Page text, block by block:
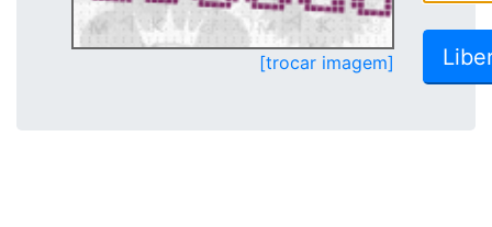
[trocar imagem]